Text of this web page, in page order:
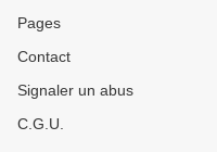
Pages
Contact
Signaler un abus
C.G.U.